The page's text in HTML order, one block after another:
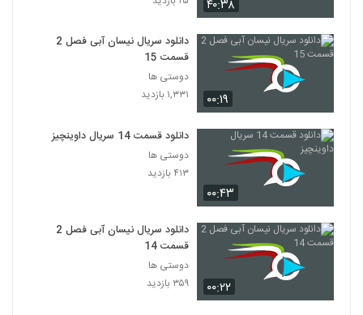
۴۰:۳۸
۰۰:۱۹
دانلود سریال نیسان آبی فصل 2
قسمت 15
دوستی ها
۱,۳۳۱ بازدید
۰۰:۴۳
دانلود قسمت 14 سریال داوینچیز
دوستی ها
۴۱۳ بازدید
۰۰:۲۲
دانلود سریال نیسان آبی فصل 2
قسمت 14
دوستی ها
۳۵۹ بازدید